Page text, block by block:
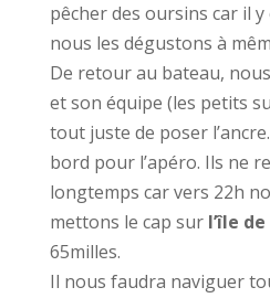
pêcher des oursins car il
nous les dégustons à
De retour au bateau,
et son équipe (les petits
tout juste de poser
bord pour l’apéro. Ils ne
longtemps car vers 22h
mettons le cap sur l’île
65milles.
Il nous faudra naviguer